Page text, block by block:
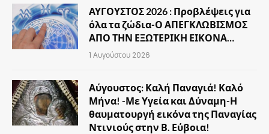
ΑΥΓΟΥΣΤΟΣ 2026 : Προβλέψεις για
όλα τα ζώδια-Ο ΑΠΕΓΚΛΩΒΙΣΜΟΣ
ΑΠΟ ΤΗΝ ΕΞΩΤΕΡΙΚΗ ΕΙΚΟΝΑ…
1 Αυγούστου 2026
Αύγουστος: Καλή Παναγιά! Καλό
Μήνα! -Με Υγεία και Δύναμη-Η
θαυματουργή εικόνα της Παναγίας
Ντινιούς στην Β. Εύβοια!